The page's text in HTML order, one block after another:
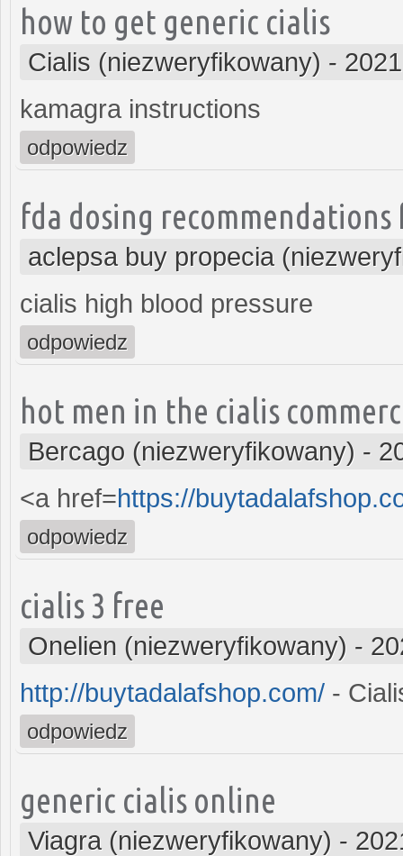
how to get generic cialis
Cialis (niezweryfikowany) -
kamagra instructions
odpowiedz
fda dosing
aclepsa buy propecia
cialis high blood pressure
odpowiedz
hot men in the cialis
Bercago (niezweryfikowany) -
<a href=https://
odpowiedz
cialis 3 free
Onelien (niezweryfikowany) -
http://buytadalafshop.com/ -
odpowiedz
generic cialis online
Viagra (niezweryfikowany) -